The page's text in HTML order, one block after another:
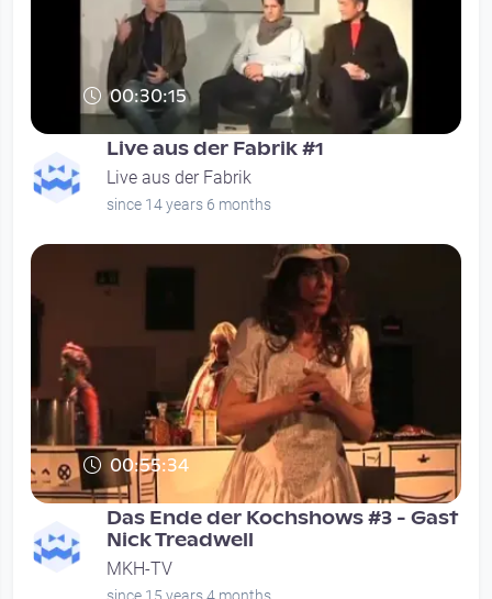
00:30:15
Live aus der Fabrik #1
Live aus der Fabrik
since 14 years 6 months
00:55:34
Das Ende der Kochshows #3 - Gast
Nick Treadwell
MKH-TV
since 15 years 4 months